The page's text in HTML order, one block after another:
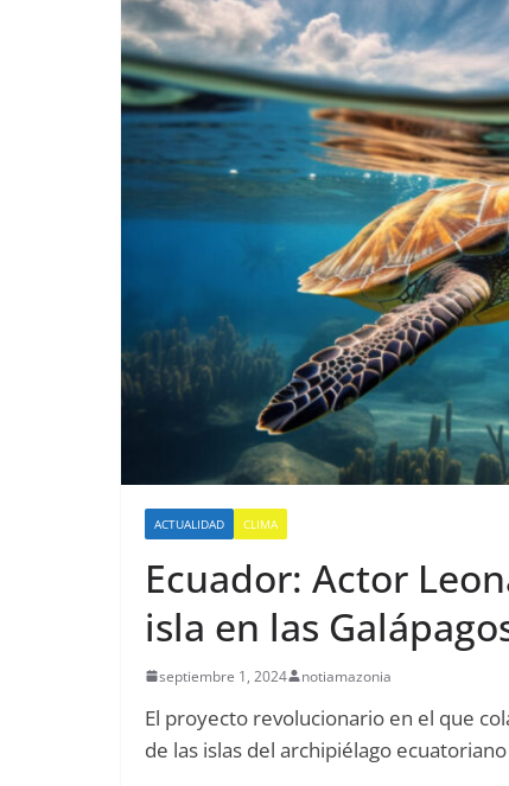
ACTUALIDAD CLIMA
Ecuador: Actor
isla en las
septiembre 1, 2024 notiamazonia
El proyecto revolucionario en el que
de las islas del archipiélago